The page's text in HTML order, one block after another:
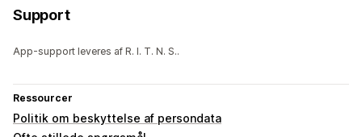
Support
App-support leveres af R. I. T. N. S..
Ressourcer
Politik om beskyttelse af persondata